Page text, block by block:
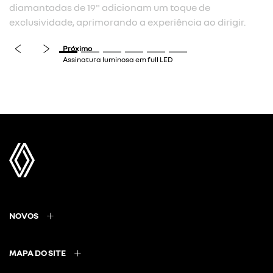
de 19" adicionam um toque de
aprimorando a experiência ao dirigir.
previousnext
NOVOS
MAPA DO SITE